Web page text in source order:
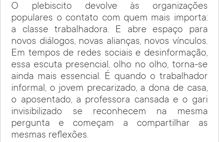
O plebiscito devolve às organizações
populares o contato com quem mais importa:
a classe trabalhadora. E abre espaço para
novos diálogos, novas alianças, novos vínculos.
Em tempos de redes sociais e desinformação,
essa escuta presencial, olho no olho, torna-se
ainda mais essencial. É quando o trabalhador
informal, o jovem precarizado, a dona de casa,
o aposentado, a professora cansada e o gari
invisibilizado se reconhecem na mesma
pergunta e começam a compartilhar as
mesmas reflexões.